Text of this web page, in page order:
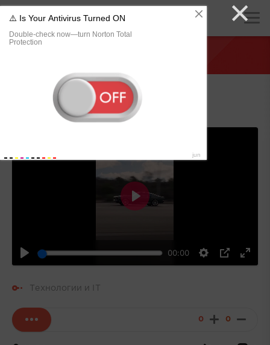
1969 Mustang Fastback
01/08/2026 20:21
00:00
Воспроизвести
Технологии и IT
0 0
×